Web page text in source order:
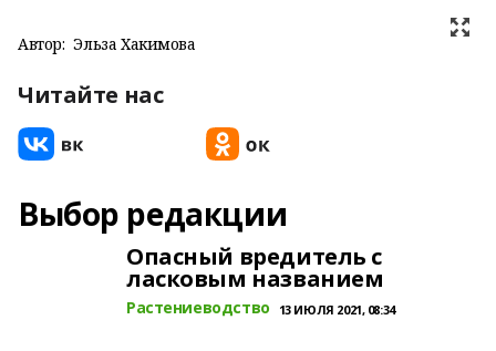
Автор: Эльза Хакимова
Читайте нас
Выбор редакции
Опасный вредитель с
ласковым названием
Растениеводство 13 ИЮЛЯ 2021, 08:34